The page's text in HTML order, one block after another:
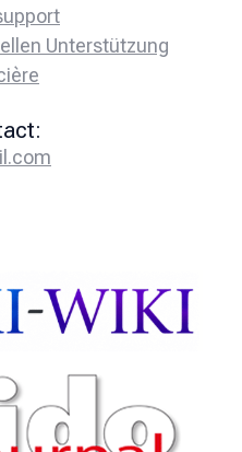
Unterstützung